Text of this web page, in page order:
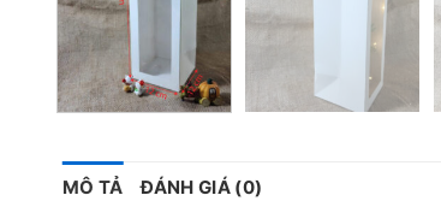
MÔ TẢ ĐÁNH GIÁ (0)